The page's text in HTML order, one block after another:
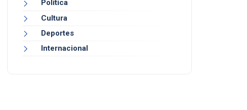
Política
Cultura
Deportes
Internacional